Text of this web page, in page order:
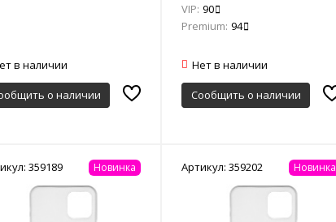
в наличии
о наличии
VIP: 90
Premium: 94
Нет в наличии
Сообщить о наличии
359189 Новинка Артикул: 359202 Новинка